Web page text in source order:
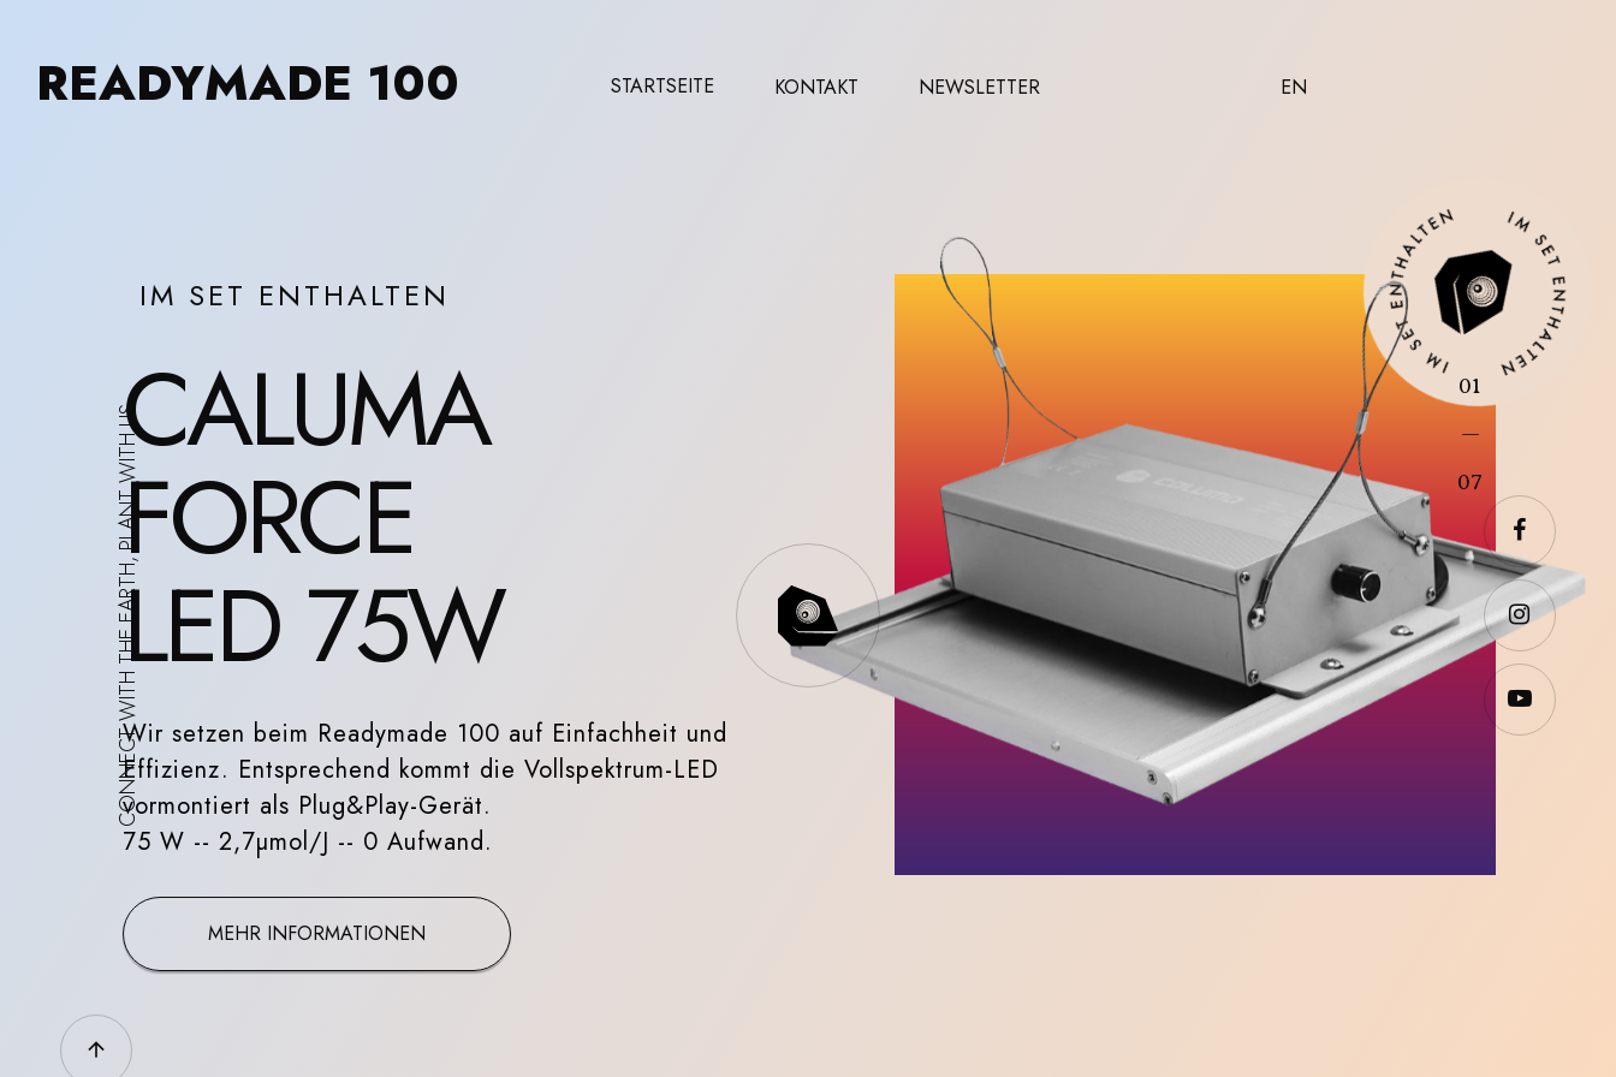
STARTSEITE KONTAKT NEWSLETTER EN
01
—
07
arrow_upward
READYMADE 100
CONNECT WITH THE EARTH, PLANT WITH US
IM SET ENTHALTEN
CALUMA
FORCE
LED 75W
Wir setzen beim Readymade 100 auf Einfachheit und
Effizienz. Entsprechend kommt die Vollspektrum-LED
vormontiert als Plug&Play-Gerät.
75 W -- 2,7µmol/J -- 0 Aufwand.
MEHR INFORMATIONEN